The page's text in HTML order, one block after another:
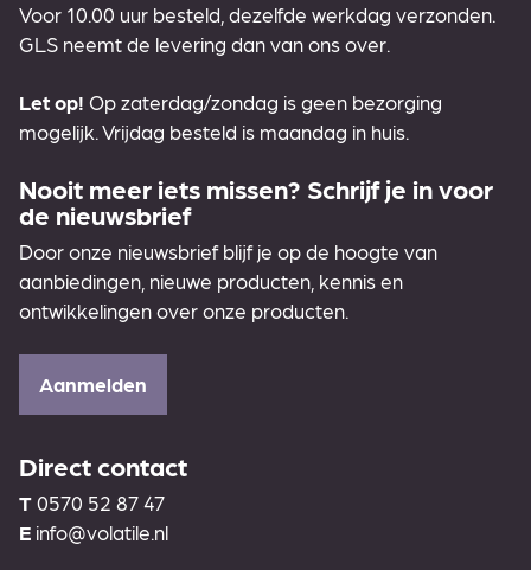
Voor 10.00 uur besteld, dezelfde werkdag verzonden.
GLS neemt de levering dan van ons over.
Let op! Op zaterdag/zondag is geen bezorging
mogelijk. Vrijdag besteld is maandag in huis.
Nooit meer iets missen? Schrijf je in voor
de nieuwsbrief
Door onze nieuwsbrief blijf je op de hoogte van
aanbiedingen, nieuwe producten, kennis en
ontwikkelingen over onze producten.
Aanmelden
Direct contact
T 0570 52 87 47
E info@volatile.nl